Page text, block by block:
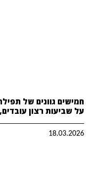
חמישים גוונים של
על שביעות רצון
18.03.2026